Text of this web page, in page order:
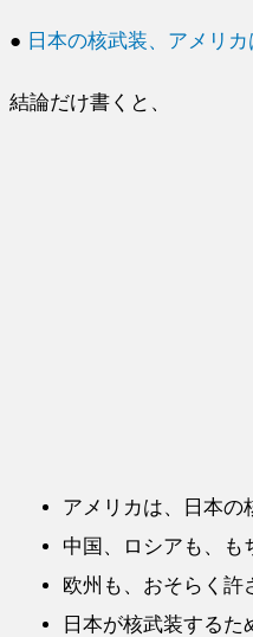
● 日本の核武装、アメリ
結論だけ書くと、
アメリカは、日本の
中国、ロシアも、も
欧州も、おそらく許
日本が核武装するた